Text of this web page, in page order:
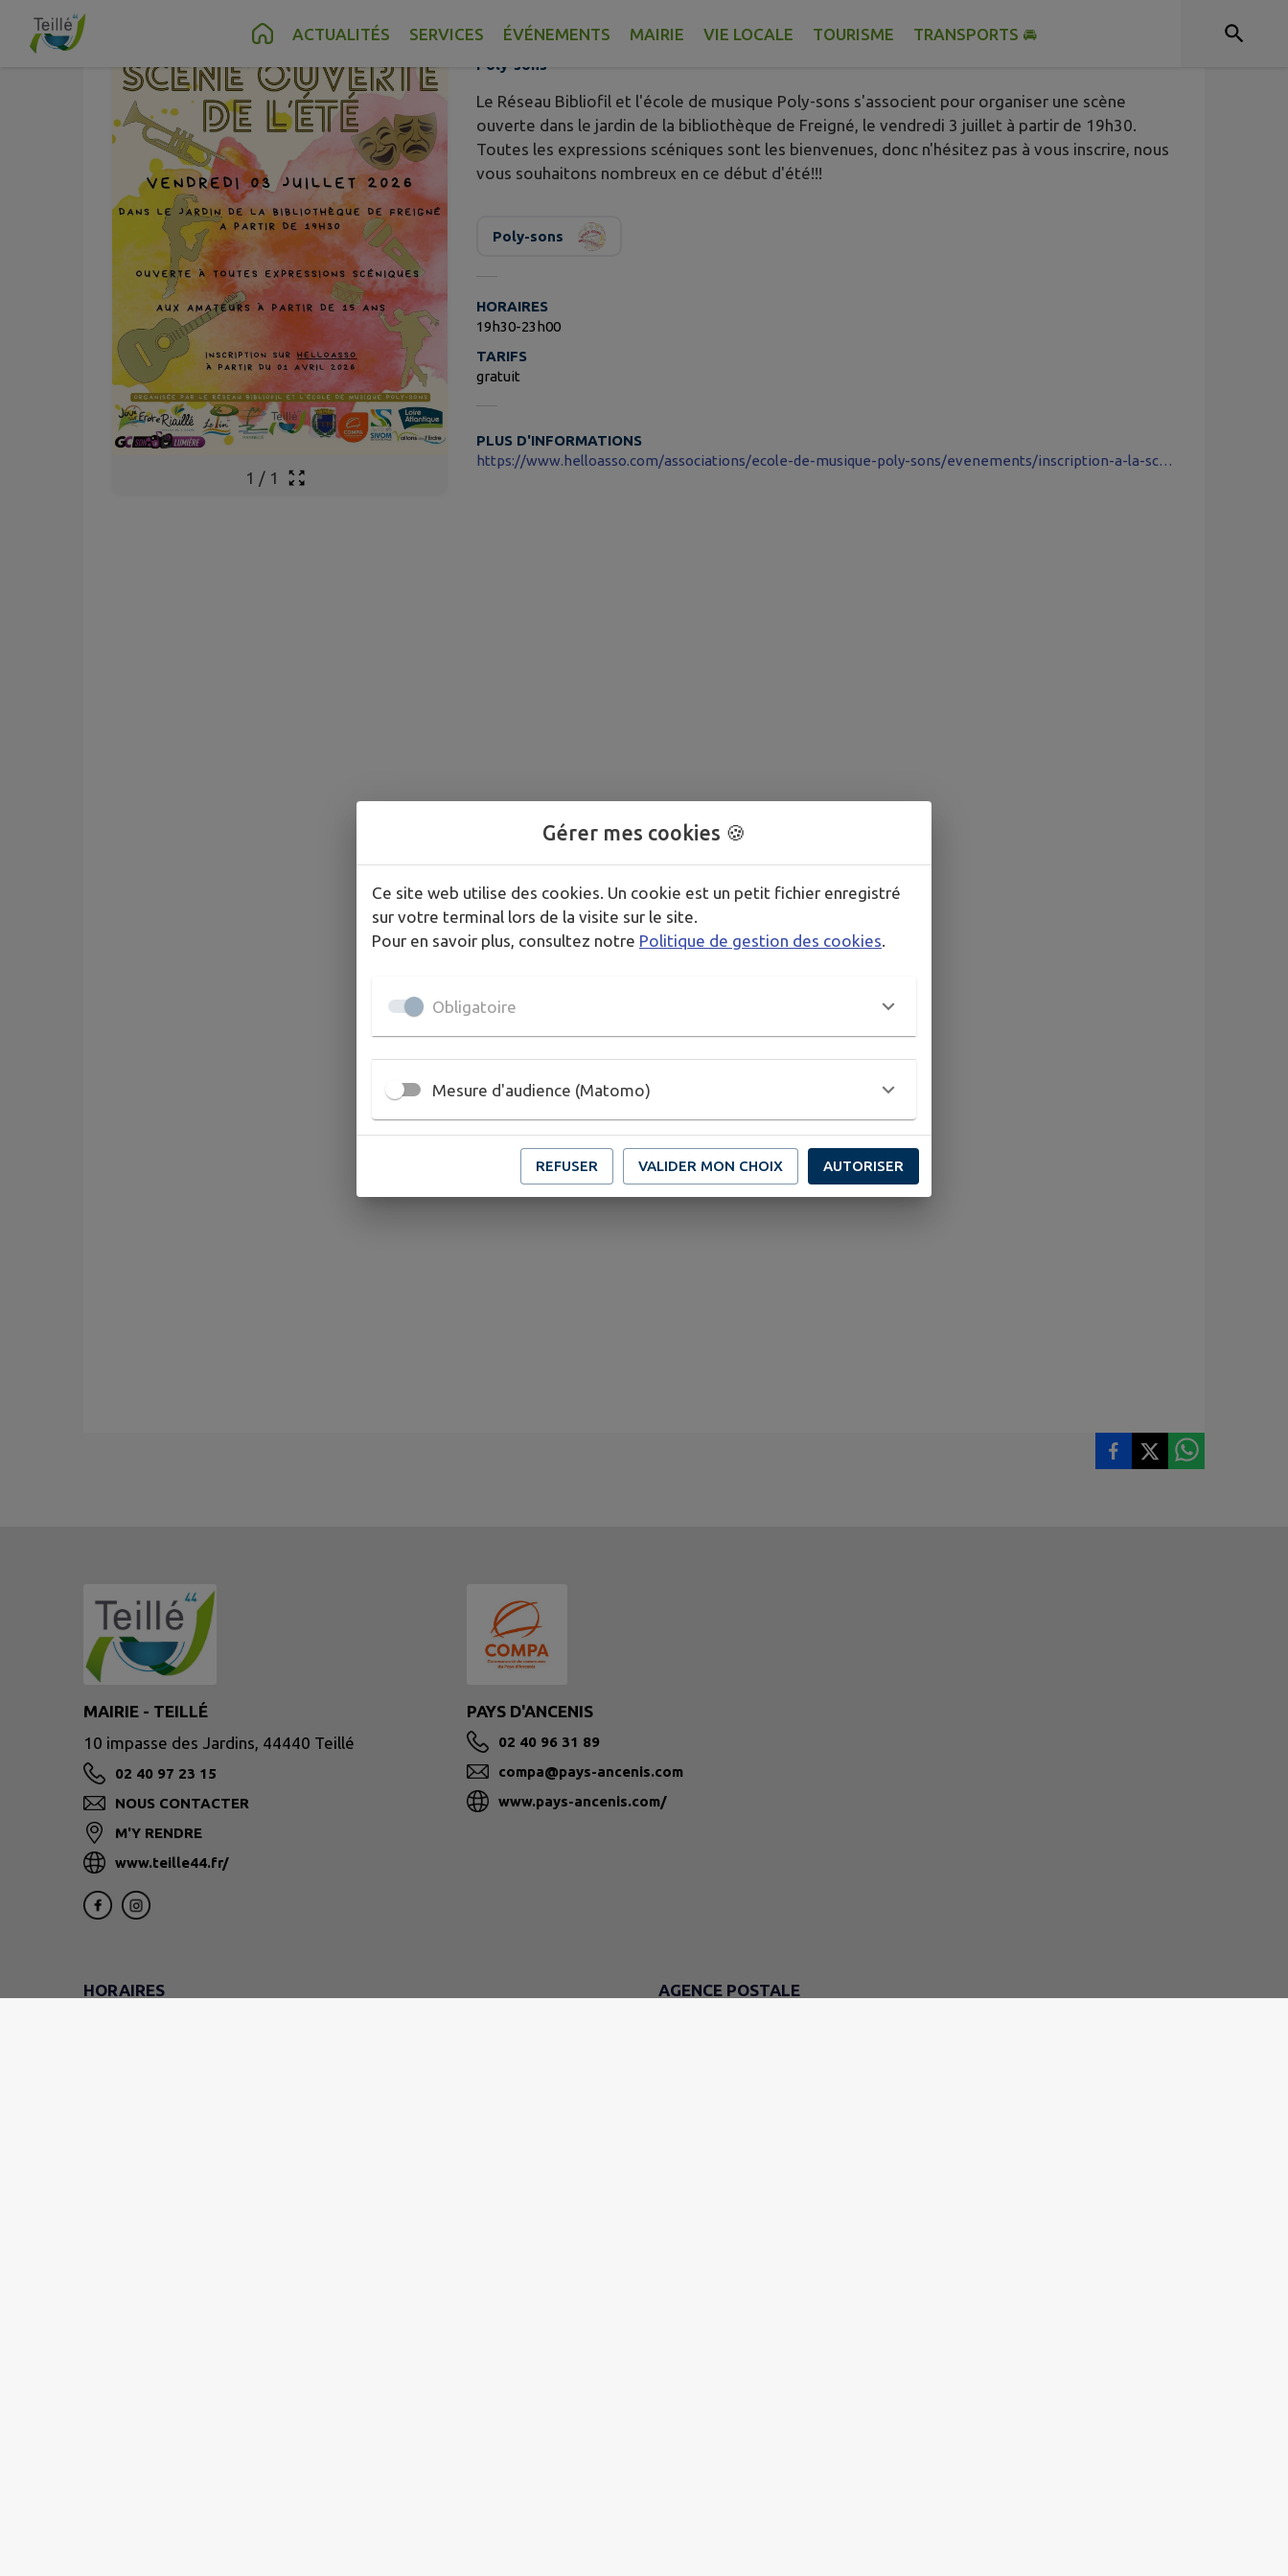
Contenu Recherche Pied de page
ACTUALITÉS SERVICES ÉVÉNEMENTS MAIRIE VIE LOCALE TOURISME TRANSPORTS 🚘
1 / 1
Publié le mercredi 03 juin 2026 - Poly-sons
Poly-sons
Le Réseau Bibliofil et l'école de musique Poly-sons s'associent pour organiser une scène
ouverte dans le jardin de la bibliothèque de Freigné, le vendredi 3 juillet à partir de 19h30.
Toutes les expressions scéniques sont les bienvenues, donc n'hésitez pas à vous inscrire, nous
vous souhaitons nombreux en ce début d'été!!!
Poly-sons
HORAIRES
19h30-23h00
TARIFS
gratuit
PLUS D'INFORMATIONS
https://www.helloasso.com/associations/ecole-de-musique-poly-sons/evenements/inscription-a-la-scene-ouverte-du-vendredi-03-juillet-2026
MAIRIE - TEILLÉ
10 impasse des Jardins, 44440 Teillé
02 40 97 23 15
NOUS CONTACTER
M'Y RENDRE
www.teille44.fr/
PAYS D'ANCENIS
02 40 96 31 89
compa@pays-ancenis.com
www.pays-ancenis.com/
HORAIRES AGENCE POSTALE
Gérer mes cookies 🍪
Ce site web utilise des cookies. Un cookie est un petit fichier enregistré
sur votre terminal lors de la visite sur le site.
Pour en savoir plus, consultez notre Politique de gestion des cookies.
Obligatoire
Mesure d'audience (Matomo)
REFUSER VALIDER MON CHOIX AUTORISER